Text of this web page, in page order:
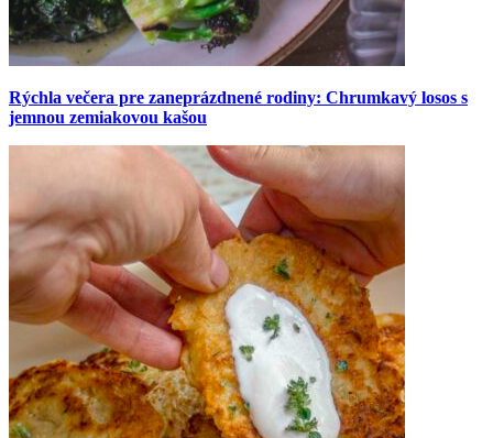
Rýchla večera pre zaneprázdnené rodiny: Chrumkavý losos s
jemnou zemiakovou kašou